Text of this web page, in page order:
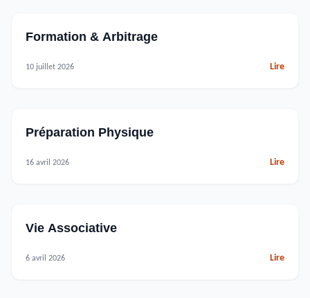
Formation & Arbitrage
10 juillet 2026 Lire
Préparation Physique
16 avril 2026 Lire
Vie Associative
6 avril 2026 Lire